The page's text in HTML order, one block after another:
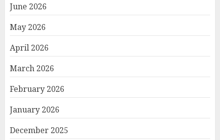
June 2026
May 2026
April 2026
March 2026
February 2026
January 2026
December 2025